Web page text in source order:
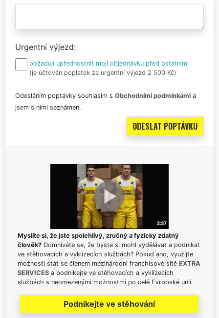
Urgentní výjezd
požaduji upřednostnit moji objednávku před ostatními
(je účtován poplatek za urgentní výjezd 2 500 Kč)
Odesláním poptávky souhlasím s Obchodními podmínkami a
jsem s nimi seznámen.
Myslíte si, že jste spolehlivý, zručný a fyzicky zdatný
člověk? Domníváte se, že byste si mohl vydělávat a podnikat
ve stěhovacích a vyklízecích službách? Pokud ano, využijte
možnosti stát se členem mezinárodní franchisové sítě EXTRA
SERVICES a podnikejte ve stěhovacích a vyklízecích
službách s neomezenými možnostmi po celé Evropské unii.
Podnikejte ve stěhování